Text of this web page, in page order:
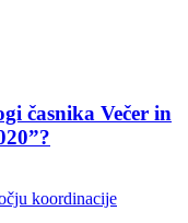
časnika Večer in